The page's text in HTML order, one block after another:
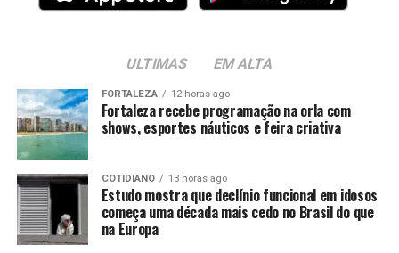
ULTIMAS EM ALTA
FORTALEZA 12 horas ago
Fortaleza recebe programação na orla com
shows, esportes náuticos e feira criativa
COTIDIANO 13 horas ago
Estudo mostra que declínio funcional em idosos
começa uma década mais cedo no Brasil do que
na Europa